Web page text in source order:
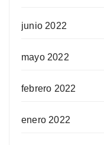
junio 2022
mayo 2022
febrero 2022
enero 2022